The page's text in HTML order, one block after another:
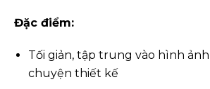
Đặc điểm:
Tối giản, tập trung vào hình
chuyện thiết kế